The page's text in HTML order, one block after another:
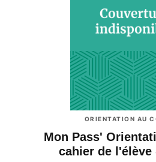
ORIENTATION AU
Mon Pass'
cahier de l'élève